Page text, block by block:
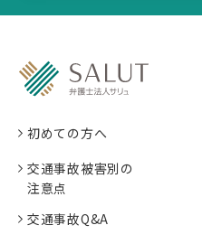
初めての方へ
交通事故被害別の
注意点
交通事故Q&A